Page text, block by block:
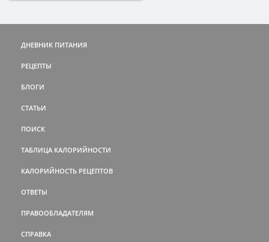
ДНЕВНИК ПИТАНИЯ
РЕЦЕПТЫ
БЛОГИ
СТАТЬИ
ПОИСК
ТАБЛИЦА КАЛОРИЙНОСТИ
КАЛОРИЙНОСТЬ РЕЦЕПТОВ
ОТВЕТЫ
ПРАВООБЛАДАТЕЛЯМ
СПРАВКА